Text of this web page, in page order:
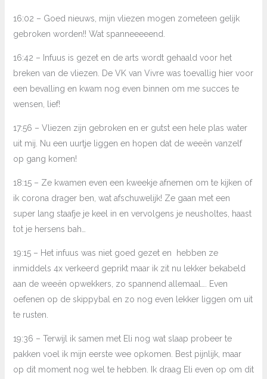
16:02 – Goed nieuws, mijn vliezen mogen zometeen gelijk
gebroken worden!! Wat spanneeeeend.
16:42 – Infuus is gezet en de arts wordt gehaald voor het
breken van de vliezen. De VK van Vivre was toevallig hier voor
een bevalling en kwam nog even binnen om me succes te
wensen, lief!
17:56 – Vliezen zijn gebroken en er gutst een hele plas water
uit mij. Nu een uurtje liggen en hopen dat de weeën vanzelf
op gang komen!
18:15 – Ze kwamen even een kweekje afnemen om te kijken of
ik corona drager ben, wat afschuwelijk! Ze gaan met een
super lang staafje je keel in en vervolgens je neusholtes, haast
tot je hersens bah…
19:15 – Het infuus was niet goed gezet en hebben ze
inmiddels 4x verkeerd geprikt maar ik zit nu lekker bekabeld
aan de weeën opwekkers, zo spannend allemaal…. Even
oefenen op de skippybal en zo nog even lekker liggen om uit
te rusten.
19:36 – Terwijl ik samen met Eli nog wat slaap probeer te
pakken voel ik mijn eerste wee opkomen. Best pijnlijk, maar
op dit moment nog wel te hebben. Ik draag Eli even op om dit